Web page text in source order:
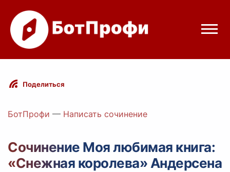
Режимы бота
Цены
Вход с Telegram
Поделиться
БотПрофи — Написать сочинение
Сочинение Моя любимая книга:
«Снежная королева» Андерсена